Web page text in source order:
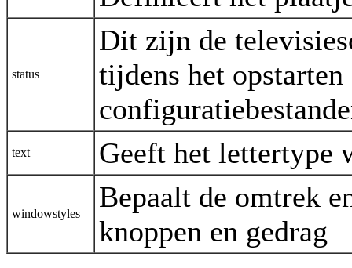
status
Dit zijn de
tijdens het
text Geeft het lettertype
windowstyles
Bepaalt de omtrek
knoppen en gedrag